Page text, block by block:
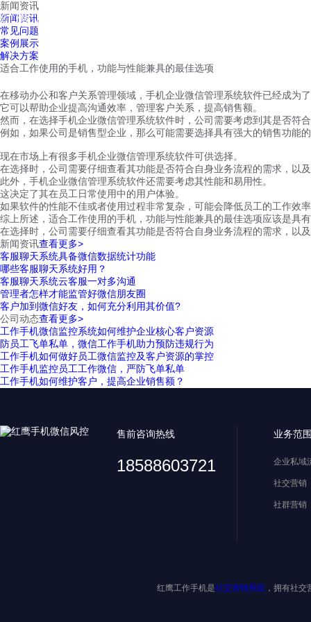
红鹰工作手机
新闻资讯
新闻资讯
常见问题
案例展示
解决方案
适合工作使用的手机，功能与性能兼具的最佳选项
在移动办公和客户关系管理领域，手机企业微信管理系统软件已经成为
它可以帮助企业提高沟通效率，管理客户关系，提高销售额。
然而，在选择手机企业微信管理系统软件时，公司需要考虑到其是否符
例如，如果公司是销售型企业，那么可能需要选择具有强大的销售功能
现在市场上有很多手机企业微信管理系统软件可供选择。
在选择时，公司需要仔细查看其功能是否符合自身业务流程的需求，以
此外，手机企业微信管理系统软件还需要考虑其性能和易用性。
这决定了其在员工日常使用中的用户体验。
如果软件的性能不佳或者使用过程非常复杂，可能会降低员工的工作效
综上所述，适合工作使用的手机，功能与性能兼具的最佳选项应该是具
在选择时，公司需要仔细查看其功能是否符合自身业务流程的需求，以
新闻资讯查看更多>
客服聊天系统具备微信数据统计功能
哪些客服聊天系统好用？
客服聊天系统云客服一对多沟通
管理者怎样才能监管好微信朋友圈
客户加到微信好友，如何充分利用其价值?
公司动态查看更多>
工作手机微信监控系统如何维护企业核心客户资源
防员工飞单私单，微信工作手机助力预防违规行为
工作手机如何做好员工微信监控及客户资源的掌控
工作手机监控员工工作微信，严防飞单私单
工作手机如何维护客户，提高企业销售额？
售前咨询热线
18588603721
业务范
企业私域
社交营销
社群营销
红鹰工作手机是社交营销系统 ，拥有社